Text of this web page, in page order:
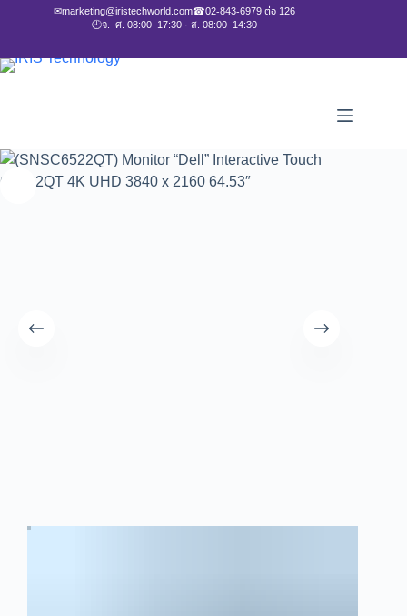
✉marketing@iristechworld.com☎02-843-6979 ต่อ 126
🕘จ.–ศ. 08:00–17:30 · ส. 08:00–14:30